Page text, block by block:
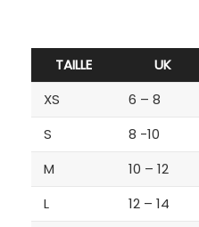
TAILLE UK
XS
6 – 8
S
8 -10
M
10 – 12
L
12 – 14